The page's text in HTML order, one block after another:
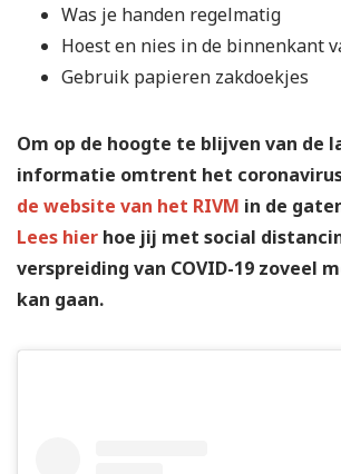
Was je handen regelmatig
Hoest en nies in de binnenkant
Gebruik papieren zakdoekjes
Om op de hoogte te blijven van de
informatie omtrent het
de website van het RIVM in de
Lees hier hoe jij met social
verspreiding van COVID-19 zoveel
kan gaan.